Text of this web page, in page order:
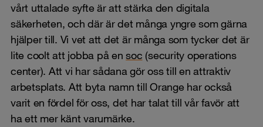
vårt uttalade syfte är att stärka den digitala
säkerheten, och där är det många yngre som gärna
hjälper till. Vi vet att det är många som tycker det är
lite coolt att jobba på ensoc (security operations
center). Att vi har sådana gör oss till en attraktiv
arbetsplats. Att byta namn till Orange har också
varit en fördel för oss, det har talat till vår favör att
ha ett mer känt varumärke.